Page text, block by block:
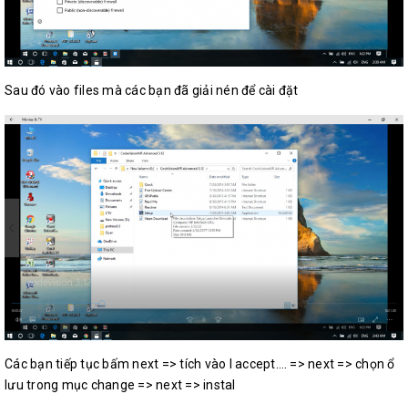
Sau đó vào files mà các bạn đã giải nén để cài đặt
Các bạn tiếp tục bấm next => tích vào I accept…. => next => chọn ổ
lưu trong mục change => next => instal